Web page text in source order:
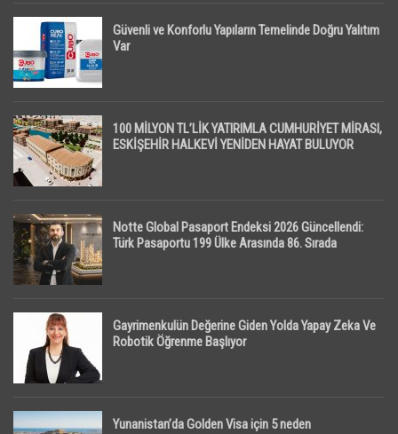
Güvenli ve Konforlu Yapıların Temelinde Doğru Yalıtım
Var
100 MİLYON TL’LİK YATIRIMLA CUMHURİYET MİRASI,
ESKİŞEHİR HALKEVİ YENİDEN HAYAT BULUYOR
Notte Global Pasaport Endeksi 2026 Güncellendi:
Türk Pasaportu 199 Ülke Arasında 86. Sırada
Gayrimenkulün Değerine Giden Yolda Yapay Zeka Ve
Robotik Öğrenme Başlıyor
Yunanistan’da Golden Visa için 5 neden